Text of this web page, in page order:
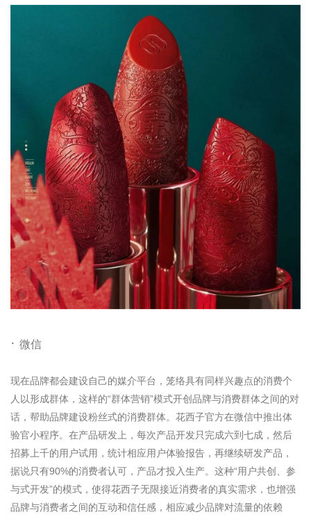
· 微信
现在品牌都会建设自己的媒介平台，笼络具有同样兴趣点的消费个
人以形成群体，这样的“群体营销”模式开创品牌与消费群体之间的对
话，帮助品牌建设粉丝式的消费群体。 花西子官方在微信中推出体
验官小程序。在产品研发 上， 每次产品开发只完成六到七成，然后
招募上千的用户试用，统计相应用户体验报告，再继续研发产品，
据说只有90%的消费者认可，产品才投入生产。这种“用户共创、参
与式开发”的模式，使得花西子无限接近消费者的真实需求，也增强
品牌与消费者之间的互动和信任感，相应减少品牌对流量的依赖